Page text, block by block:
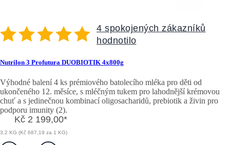
4 spokojených zákazníků
hodnotilo
Nutrilon 3 Profutura DUOBIOTIK 4x800g
Výhodné balení 4 ks prémiového batolecího mléka pro děti od
ukončeného 12. měsíce, s mléčným tukem pro lahodnější krémovou
chuť a s jedinečnou kombinací oligosacharidů, prebiotik a živin pro
podporu imunity (2).
Kč 2 199,00*
3,2 KG (Kč 687,19 za 1 KG)